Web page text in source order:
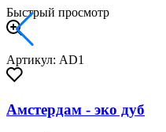
Быстрый просмотр
Артикул: AD1
Амстердам - эко дуб